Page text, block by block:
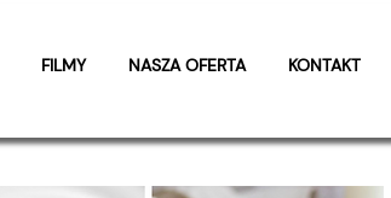
FILMY NASZA OFERTA KONTAKT